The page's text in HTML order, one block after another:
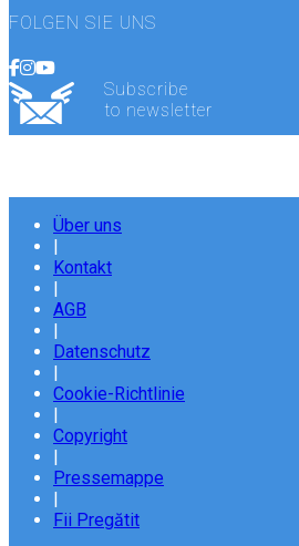
FOLGEN SIE UNS
Subscribe
to newsletter
Über uns
|
Kontakt
|
AGB
|
Datenschutz
|
Cookie-Richtlinie
|
Copyright
|
Pressemappe
|
Fii Pregătit